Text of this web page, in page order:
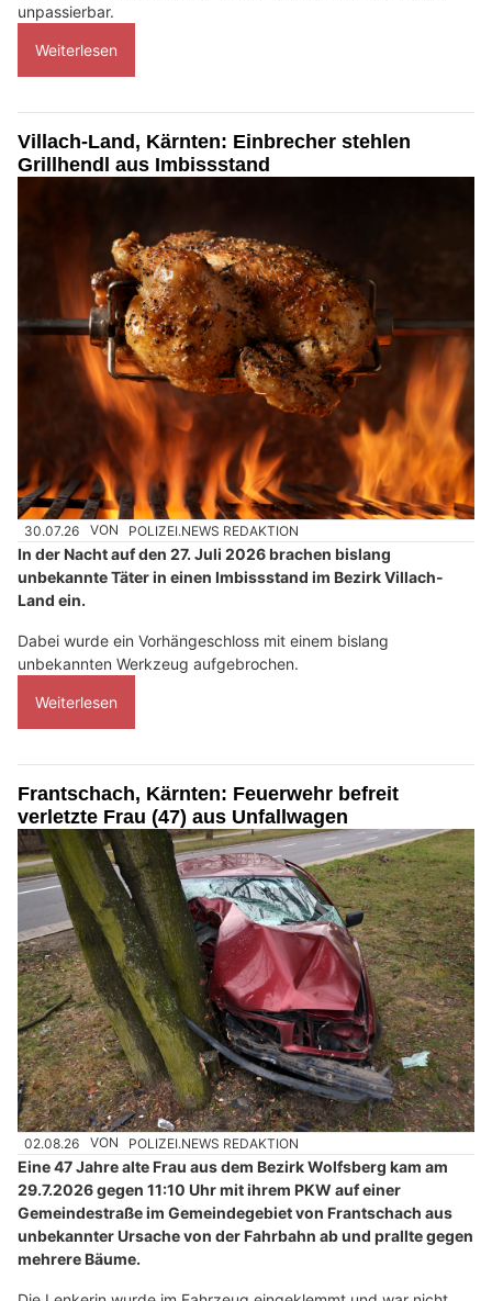
unpassierbar.
Weiterlesen
Villach-Land, Kärnten: Einbrecher stehlen
Grillhendl aus Imbissstand
30.07.26 VON POLIZEI.NEWS REDAKTION
In der Nacht auf den 27. Juli 2026 brachen bislang
unbekannte Täter in einen Imbissstand im Bezirk Villach-
Land ein.
Dabei wurde ein Vorhängeschloss mit einem bislang
unbekannten Werkzeug aufgebrochen.
Weiterlesen
Frantschach, Kärnten: Feuerwehr befreit
verletzte Frau (47) aus Unfallwagen
02.08.26 VON POLIZEI.NEWS REDAKTION
Eine 47 Jahre alte Frau aus dem Bezirk Wolfsberg kam am
29.7.2026 gegen 11:10 Uhr mit ihrem PKW auf einer
Gemeindestraße im Gemeindegebiet von Frantschach aus
unbekannter Ursache von der Fahrbahn ab und prallte gegen
mehrere Bäume.